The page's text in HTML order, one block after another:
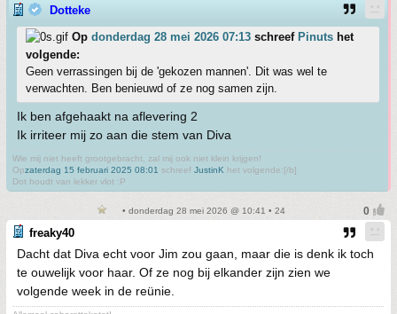
Dotteke
Op donderdag 28 mei 2026 07:13 schreef Pinuts het
volgende:
Geen verrassingen bij de 'gekozen mannen'. Dit was wel te
verwachten. Ben benieuwd of ze nog samen zijn.
Ik ben afgehaakt na aflevering 2
Ik irriteer mij zo aan die stem van Diva
Wie mij niet heeft grootgebracht, zal mij ook niet klein krijgen!
Opzaterdag 15 februari 2025 08:01 schreef JustinK het volgende:[/b]
Dot houdt van lekker vlot :P
• donderdag 28 mei 2026 @ 10:41 • 24
freaky40
Dacht dat Diva echt voor Jim zou gaan, maar die is denk ik toch
te ouwelijk voor haar. Of ze nog bij elkander zijn zien we
volgende week in de reünie.